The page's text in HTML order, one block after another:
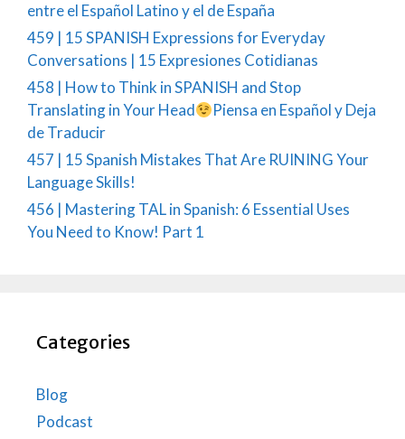
entre el Español Latino y el de España
459 | 15 SPANISH Expressions for Everyday
Conversations | 15 Expresiones Cotidianas
458 | How to Think in SPANISH and Stop
Translating in Your Head
Piensa en Español y Deja
de Traducir
457 | 15 Spanish Mistakes That Are RUINING Your
Language Skills!
456 | Mastering TAL in Spanish: 6 Essential Uses
You Need to Know! Part 1
Categories
Blog
Podcast